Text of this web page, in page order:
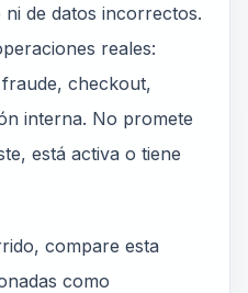
de datos incorrectos.
reales:
checkout,
interna. No promete
está activa o tiene
compare esta
como